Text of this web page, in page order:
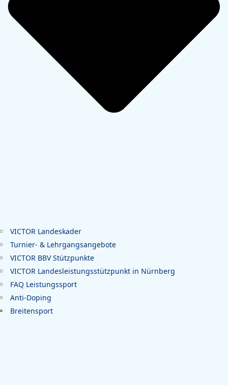
VICTOR Landeskader
Turnier- & Lehrgangsangebote
VICTOR BBV Stützpunkte
VICTOR Landesleistungsstützpunkt in Nürnberg
FAQ Leistungssport
Anti-Doping
Breitensport